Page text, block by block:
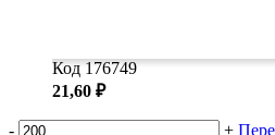
Код 176749
21,60 ₽
- +